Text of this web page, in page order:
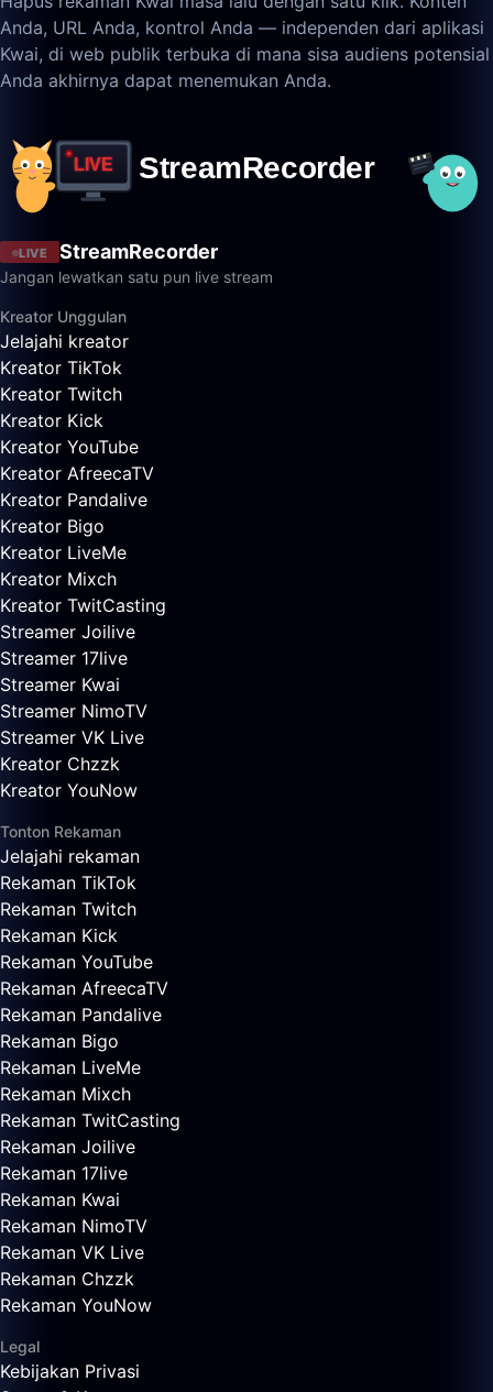
Anda, URL Anda, kontrol Anda — independen dari aplikasi
Kwai, di web publik terbuka di mana sisa audiens potensial
Anda akhirnya dapat menemukan Anda.
LIVE StreamRecorder
Jangan lewatkan satu pun live stream
Kreator Unggulan
Jelajahi kreator
Kreator TikTok
Kreator Twitch
Kreator Kick
Kreator YouTube
Kreator AfreecaTV
Kreator Pandalive
Kreator Bigo
Kreator LiveMe
Kreator Mixch
Kreator TwitCasting
Streamer Joilive
Streamer 17live
Streamer Kwai
Streamer NimoTV
Streamer VK Live
Kreator Chzzk
Kreator YouNow
Tonton Rekaman
Jelajahi rekaman
Rekaman TikTok
Rekaman Twitch
Rekaman Kick
Rekaman YouTube
Rekaman AfreecaTV
Rekaman Pandalive
Rekaman Bigo
Rekaman LiveMe
Rekaman Mixch
Rekaman TwitCasting
Rekaman Joilive
Rekaman 17live
Rekaman Kwai
Rekaman NimoTV
Rekaman VK Live
Rekaman Chzzk
Rekaman YouNow
Legal
Kebijakan Privasi